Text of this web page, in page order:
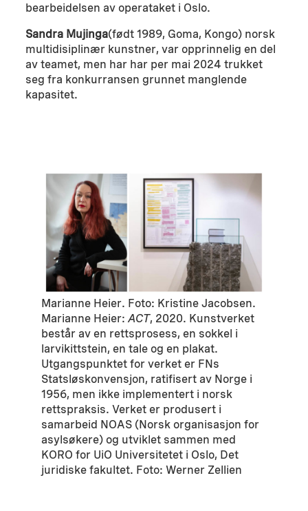
bearbeidelsen av operataket i Oslo.
Sandra Mujinga(født 1989, Goma, Kongo) norsk
multidisiplinær kunstner, var opprinnelig en del
av teamet, men har har per mai 2024 trukket
seg fra konkurransen grunnet manglende
kapasitet.
Marianne Heier. Foto: Kristine Jacobsen.
Marianne Heier:ACT, 2020. Kunstverket
består av en rettsprosess, en sokkel i
larvikittstein, en tale og en plakat.
Utgangspunktet for verket er FNs
Statsløskonvensjon, ratifisert av Norge i
1956, men ikke implementert i norsk
rettspraksis. Verket er produsert i
samarbeid NOAS (Norsk organisasjon for
asylsøkere) og utviklet sammen med
KORO for UiO Universitetet i Oslo, Det
juridiske fakultet. Foto: Werner Zellien